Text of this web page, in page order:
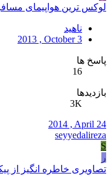
لوکس ترین هواپیمای
ناهید
2013 , October 3
پاسخ ها
16
بازدیدها
3K
2014 , April 24
seyyedalireza
S
ر
تصاویری خاطره انگیز از